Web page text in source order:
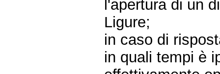
l'apertura di un
Ligure;
in caso di
in quali tempi è